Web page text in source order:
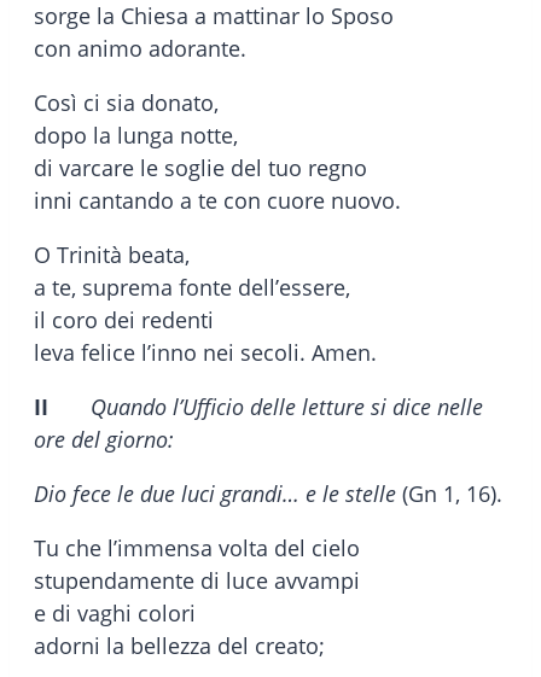
sorge la Chiesa a mattinar lo Sposo
con animo adorante.
Così ci sia donato,
dopo la lunga notte,
di varcare le soglie del tuo regno
inni cantando a te con cuore nuovo.
O Trinità beata,
a te, suprema fonte dell’essere,
il coro dei redenti
leva felice l’inno nei secoli. Amen.
II
Quando l’Ufficio delle letture si dice nelle
ore del giorno:
Dio fece le due luci grandi… e le stelle (Gn 1, 16).
Tu che l’immensa volta del cielo
stupendamente di luce avvampi
e di vaghi colori
adorni la bellezza del creato;